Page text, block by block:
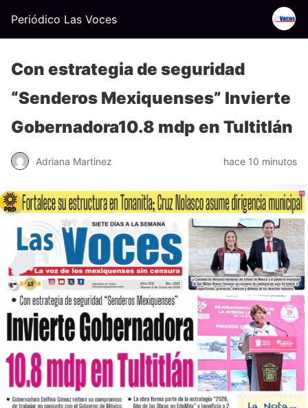
Periódico Las Voces
Con estrategia de seguridad
“Senderos Mexiquenses” Invierte
Gobernadora10.8 mdp en Tultitlán
Adriana Martinez hace 10 minutos